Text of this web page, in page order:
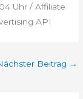
Uhr / Affiliate
API
Beitrag →